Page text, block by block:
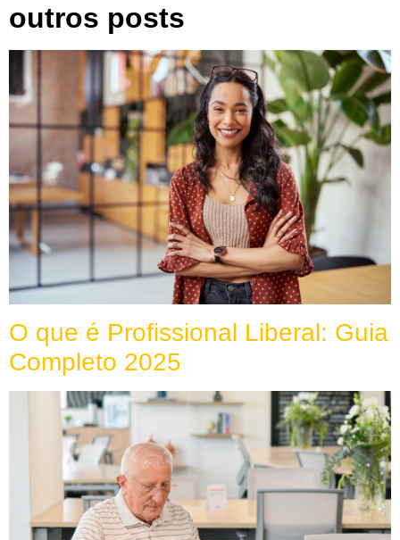
outros posts
O que é Profissional Liberal: Guia
Completo 2025